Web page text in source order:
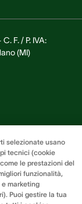
F. / P. IVA:
(MI)
selezionate usano
tecnici (cookie
le prestazioni del
funzionalità,
marketing
Puoi gestire la tua